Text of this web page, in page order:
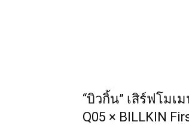
“บิวกิ้น” เสิร์ฟโม
Q05 × BILLKIN